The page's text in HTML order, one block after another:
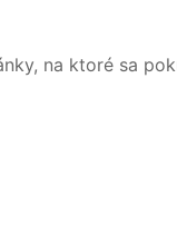
na ktoré sa